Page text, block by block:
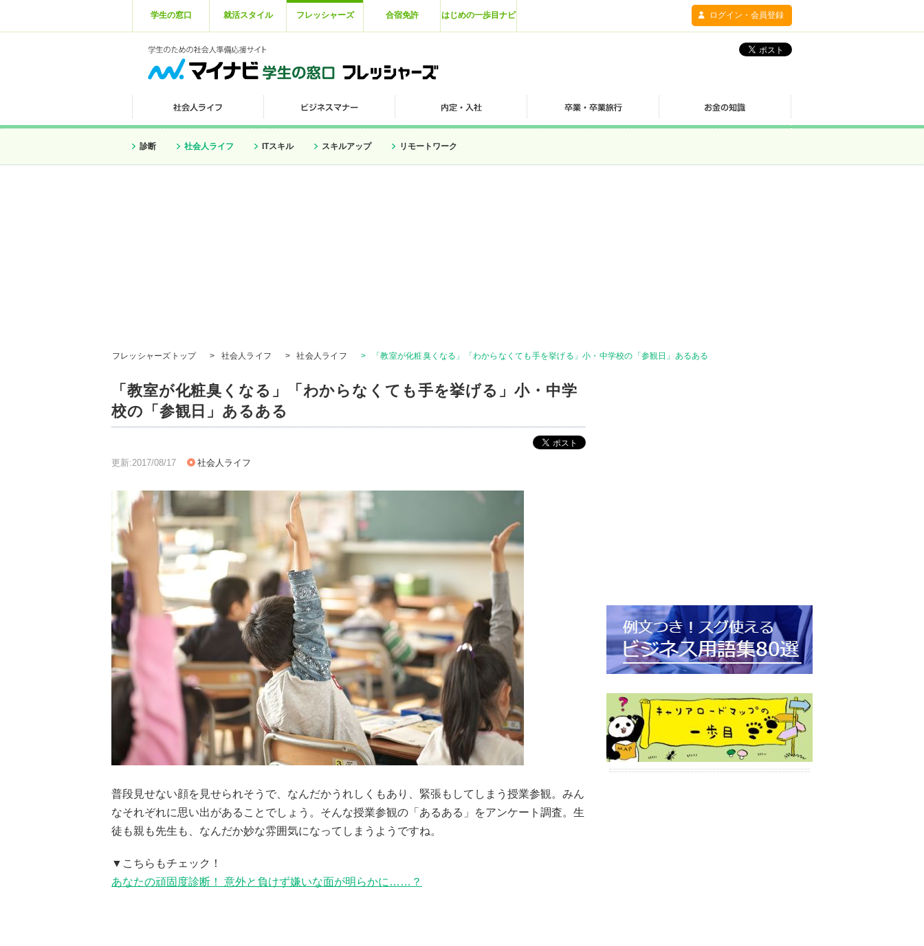
学生の窓口 就活スタイル フレッシャーズ 合宿免許 はじめの一歩目ナビ ログイン・会員登録
診断 社会人ライフ ITスキル スキルアップ リモートワーク
フレッシャーズトップ > 社会人ライフ > 社会人ライフ > 「教室が化粧臭くなる」「わからなくても手を挙げる」小・中学校の「参観日」あるある
「教室が化粧臭くなる」「わからなくても手を挙げる」小・中学
校の「参観日」あるある
更新:2017/08/17 社会人ライフ
普段見せない顔を見せられそうで、なんだかうれしくもあり、緊張もしてしまう授業参観。みん
なそれぞれに思い出があることでしょう。そんな授業参観の「あるある」をアンケート調査。生
徒も親も先生も、なんだか妙な雰囲気になってしまうようですね。
▼こちらもチェック！
あなたの頑固度診断！ 意外と負けず嫌いな面が明らかに……？